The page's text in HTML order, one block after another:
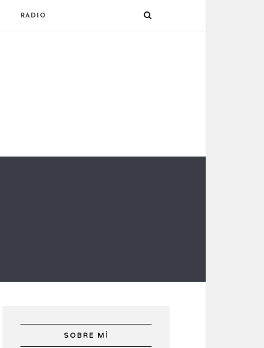
RADIO
SOBRE MÍ